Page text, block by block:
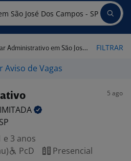
em São José dos Campos - SP FILTRAR
Aviso de Vagas
5 ago
e 3 anos
PcD Presencial